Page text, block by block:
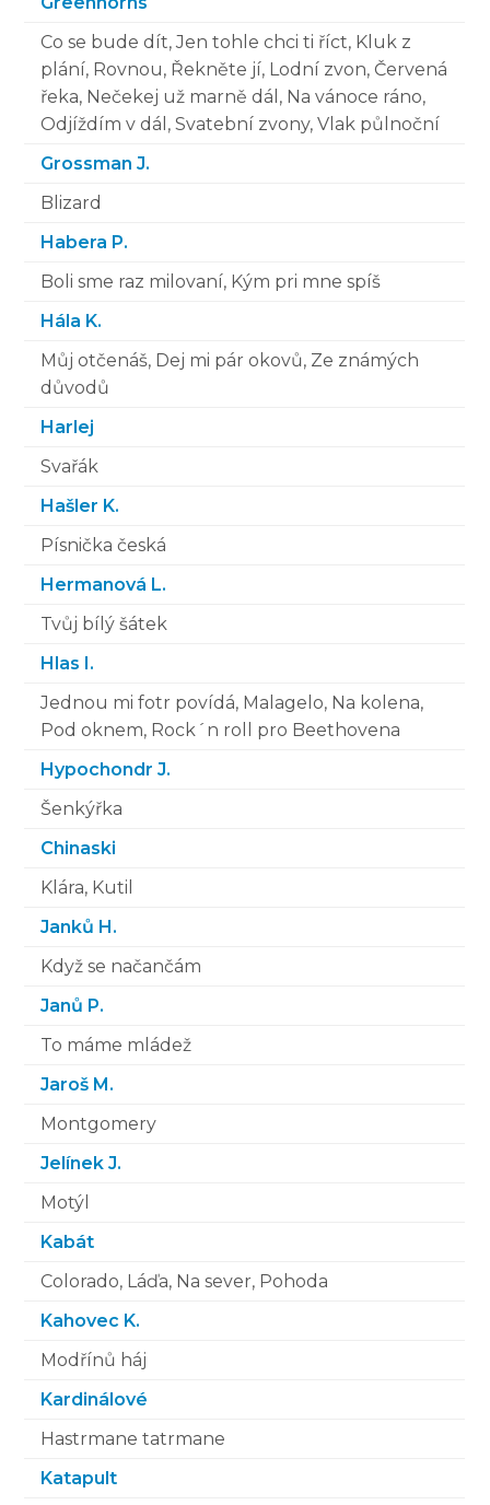
Co se bude dít, Jen tohle chci ti říct, Kluk z
plání, Rovnou, Řekněte jí, Lodní zvon, Červená
řeka, Nečekej už marně dál, Na vánoce ráno,
Odjíždím v dál, Svatební zvony, Vlak půlnoční
Grossman J.
Blizard
Habera P.
Boli sme raz milovaní, Kým pri mne spíš
Hála K.
Můj otčenáš, Dej mi pár okovů, Ze známých
důvodů
Harlej
Svařák
Hašler K.
Písnička česká
Hermanová L.
Tvůj bílý šátek
Hlas I.
Jednou mi fotr povídá, Malagelo, Na kolena,
Pod oknem, Rock´n roll pro Beethovena
Hypochondr J.
Šenkýřka
Chinaski
Klára, Kutil
Janků H.
Když se načančám
Janů P.
To máme mládež
Jaroš M.
Montgomery
Jelínek J.
Motýl
Kabát
Colorado, Láďa, Na sever, Pohoda
Kahovec K.
Modřínů háj
Kardinálové
Hastrmane tatrmane
Katapult